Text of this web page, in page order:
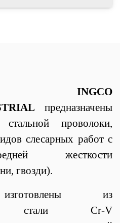
INGCO
предназначены
проволоки,
слесарных работ с
жесткости
гвозди).
из
стали Cr-V